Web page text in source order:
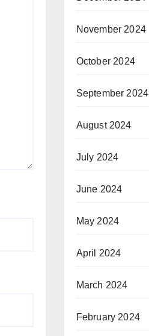
November 2024
October 2024
September 2024
August 2024
July 2024
June 2024
May 2024
April 2024
March 2024
February 2024